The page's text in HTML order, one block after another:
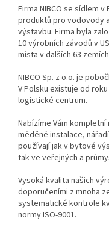
Firma NIBCO se sídlem
produktů pro vodovody
výstavbu. Firma byla
10 výrobních závodů v
místa v dalších 63
NIBCO Sp. z o.o. je
V Polsku existuje od
logistické centrum.
Nabízíme Vám kompletní
měděné instalace,
používají jak v bytové
tak ve veřejných a
Vysoká kvalita našich
doporučeními z mnoha
systematické kontrole
normy ISO-9001.